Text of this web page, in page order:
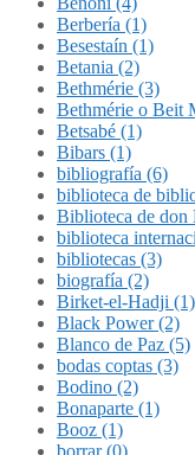
Berbería (1)
Besestaín (1)
Betania (2)
Bethmérie (3)
Bethmérie o Beit
Betsabé (1)
Bibars (1)
bibliografía (6)
biblioteca de
Biblioteca de don
biblioteca
bibliotecas (3)
biografía (2)
Birket-el-Hadji (1)
Black Power (2)
Blanco de Paz (5)
bodas coptas (3)
Bodino (2)
Bonaparte (1)
Booz (1)
borrar (0)